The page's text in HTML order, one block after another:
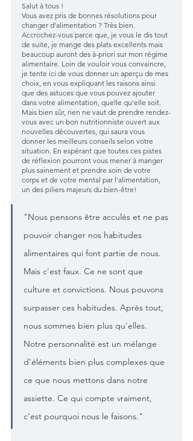
Salut à tous !
Vous avez pris de bonnes résolutions pour
changer d'alimentation ? Très bien.
Accrochez-vous parce que, je vous le dis tout
de suite, je mange des plats excellents mais
beaucoup auront des à-priori sur mon régime
alimentaire. Loin de vouloir vous convaincre,
je tente ici de vous donner un aperçu de mes
choix, en vous expliquant les raisons ainsi
que des astuces que vous pouvez ajouter
dans votre alimentation, quelle qu'elle soit.
Mais bien sûr, rien ne vaut de prendre rendez-
vous avec un bon nutritionniste ouvert aux
nouvelles découvertes, qui saura vous
donner les meilleurs conseils selon votre
situation. En espérant que toutes ces pistes
de réflexion pourront vous mener à manger
plus sainement et prendre soin de votre
corps et de votre mental par l'alimentation,
un des piliers majeurs du bien-être!
"Nous pensons être acculés et ne pas
pouvoir changer nos habitudes
alimentaires qui font partie de nous.
Mais c'est faux. Ce ne sont que
culture et convictions. Nous pouvons
surpasser ces habitudes. Après tout,
nous sommes bien plus qu'elles.
Notre personnalité est un mélange
d'éléments bien plus complexes que
ce que nous mettons dans notre
assiette. Ce qui compte vraiment,
c'est pourquoi nous le faisons."